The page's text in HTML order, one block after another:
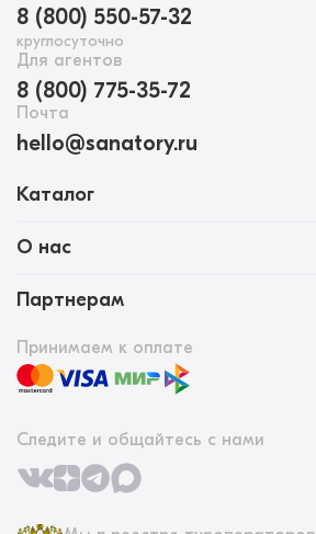
8 (800) 550-57-32
круглосуточно
Для агентов
8 (800) 775-35-72
Почта
hello@sanatory.ru
Каталог
О нас
Партнерам
Принимаем к оплате
Следите и общайтесь с нами